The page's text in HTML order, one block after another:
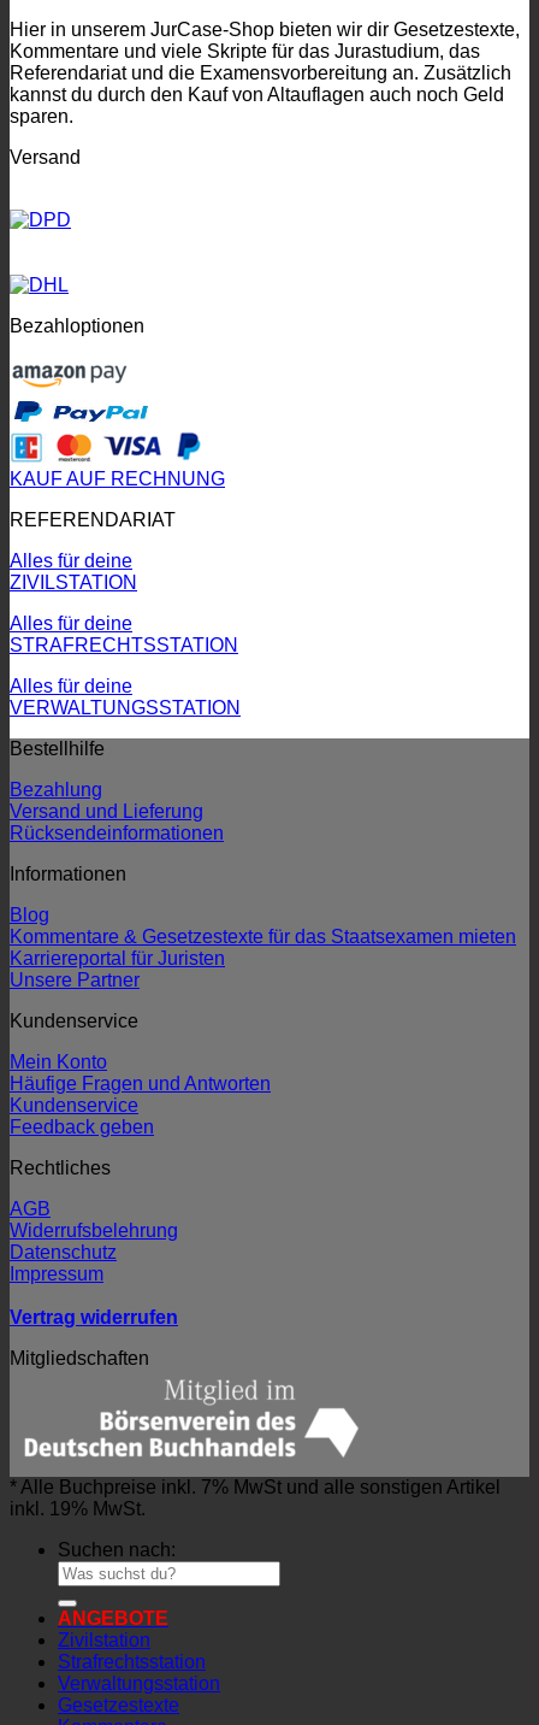
Hier in unserem JurCase-Shop bieten wir dir Gesetzestexte,
Kommentare und viele Skripte für das Jurastudium, das
Referendariat und die Examensvorbereitung an. Zusätzlich
kannst du durch den Kauf von Altauflagen auch noch Geld
sparen.
Versand
Bezahloptionen
KAUF AUF RECHNUNG
REFERENDARIAT
Alles für deine
ZIVILSTATION
Alles für deine
STRAFRECHTSSTATION
Alles für deine
VERWALTUNGSSTATION
Bestellhilfe
Bezahlung
Versand und Lieferung
Rücksendeinformationen
Informationen
Blog
Kommentare & Gesetzestexte für das Staatsexamen mieten
Karriereportal für Juristen
Unsere Partner
Kundenservice
Mein Konto
Häufige Fragen und Antworten
Kundenservice
Feedback geben
Rechtliches
AGB
Widerrufsbelehrung
Datenschutz
Impressum
Vertrag widerrufen
Mitgliedschaften
* Alle Buchpreise inkl. 7% MwSt und alle sonstigen Artikel
inkl. 19% MwSt.
Suchen nach:
ANGEBOTE
Zivilstation
Strafrechtsstation
Verwaltungsstation
Gesetzestexte